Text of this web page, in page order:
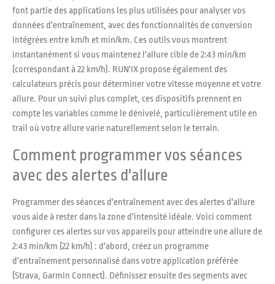
font partie des applications les plus utilisées pour analyser vos
données d'entraînement, avec des fonctionnalités de conversion
intégrées entre km/h et min/km. Ces outils vous montrent
instantanément si vous maintenez l'allure cible de 2:43 min/km
(correspondant à 22 km/h). RUN'IX propose également des
calculateurs précis pour déterminer votre vitesse moyenne et votre
allure. Pour un suivi plus complet, ces dispositifs prennent en
compte les variables comme le dénivelé, particulièrement utile en
trail où votre allure varie naturellement selon le terrain.
Comment programmer vos séances
avec des alertes d'allure
Programmer des séances d'entraînement avec des alertes d'allure
vous aide à rester dans la zone d'intensité idéale. Voici comment
configurer ces alertes sur vos appareils pour atteindre une allure de
2:43 min/km (22 km/h) : d'abord, créez un programme
d'entraînement personnalisé dans votre application préférée
(Strava, Garmin Connect). Définissez ensuite des segments avec